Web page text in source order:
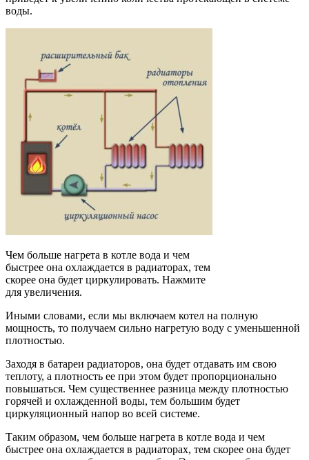
воды.
Чем больше нагрета в котле вода и чем
быстрее она охлаждается в радиаторах, тем
скорее она будет циркулировать. Нажмите
для увеличения.
Иными словами, если мы включаем котел на полную
мощность, то получаем сильно нагретую воду с уменьшенной
плотностью.
Заходя в батареи радиаторов, она будет отдавать им свою
теплоту, а плотность ее при этом будет пропорционально
повышаться. Чем существеннее разница между плотностью
горячей и охлажденной воды, тем большим будет
циркуляционный напор во всей системе.
Таким образом, чем больше нагрета в котле вода и чем
быстрее она охлаждается в радиаторах, тем скорее она будет